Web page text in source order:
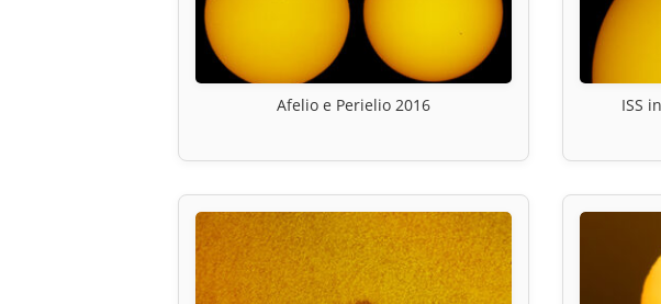
Afelio e Perielio 2016 ISS